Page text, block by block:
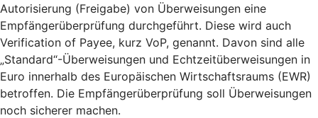
Autorisierung (Freigabe) von Überweisungen eine
Empfängerüberprüfung durchgeführt. Diese wird auch
Verification of Payee, kurz VoP, genannt. Davon sind alle
„Standard“-Überweisungen und Echtzeitüberweisungen in
Euro innerhalb des Europäischen Wirtschaftsraums (EWR)
betroffen. Die Empfängerüberprüfung soll Überweisungen
noch sicherer machen.